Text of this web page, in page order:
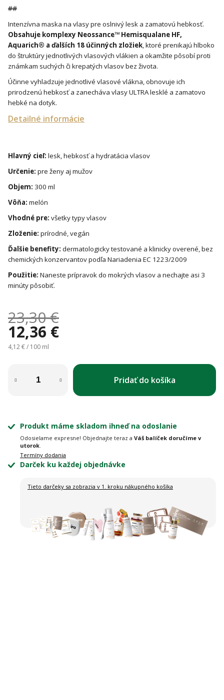
##
Intenzívna maska ​​na vlasy pre oslnivý lesk a zamatovú hebkosť.
Obsahuje komplexy Neossance™ Hemisqualane HF,
Aquarich® a ďalších 18 účinných zložiek, ktoré prenikajú hlboko
do štruktúry jednotlivých vlasových vlákien a okamžite pôsobí proti
známkam suchých či krepatých vlasov bez života.
Účinne vyhladzuje jednotlivé vlasové vlákna, obnovuje ich
prirodzenú hebkosť a zanecháva vlasy ULTRA lesklé a zamatovo
hebké na dotyk.
Detailné informácie
Hlavný cieľ: lesk, hebkosť a hydratácia vlasov
Určenie: pre ženy aj mužov
Objem: 300 ml
Vôňa: melón
Vhodné pre: všetky typy vlasov
Zloženie: prírodné, vegán
Ďalšie benefity: dermatologicky testované a klinicky overené, bez
chemických konzervantov podľa Nariadenia EC 1223/2009
Použitie: Naneste prípravok do mokrých vlasov a nechajte asi 3
minúty pôsobiť.
23,30 €
12,36 €
Jednotková cena:
4,12 € / 100 ml
Pridať do košíka
Produkt máme skladom ihneď na odoslanie
Odosielame expresne! Objednajte teraz a Váš balíček doručíme v
utorok.
Termíny dodania
Darček ku každej objednávke
Tieto darčeky sa zobrazia v 1. kroku nákupného košíka